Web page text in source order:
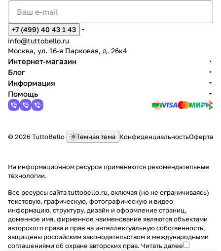
+7 (499) 40 43 1 43
info@tuttobello.ru
Москва, ул. 16-я Парковая, д. 26к4
Интернет-магазин
Блог
Информация
Помощь
© 2026 TuttoBello Темная тема КонфиденциальностьОферта
На информационном ресурсе применяются рекомендательные
технологии.
Все ресурсы сайта tuttobello.ru, включая (но не ограничиваясь)
текстовую, графическую, фотографическую и видео
информацию, структуру, дизайн и оформление страниц,
доменное имя, фирменное наименование являются объектами
авторского права и прав на интеллектуальную собственность,
защищены российским законодательством и международными
соглашениями об охране авторских прав. Читать далее